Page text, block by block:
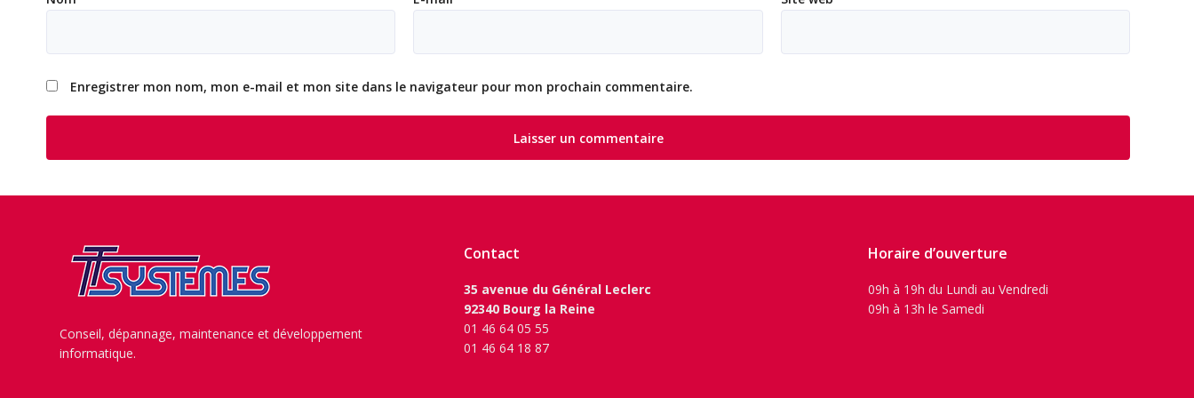
Enregistrer mon nom, mon e-mail et mon site dans le navigateur pour mon prochain commentaire.
Conseil, dépannage, maintenance et développement
informatique.
Contact
35 avenue du Général Leclerc
92340 Bourg la Reine
01 46 64 05 55
01 46 64 18 87
Horaire d’ouverture
09h à 19h du Lundi au Vendredi
09h à 13h le Samedi